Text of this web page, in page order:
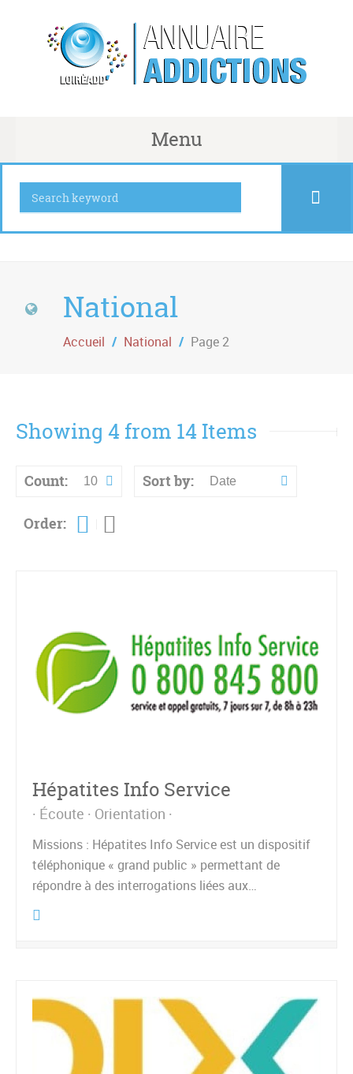
Menu
National
Accueil / National / Page 2
Showing 4 from 14 Items
Count: 10 Sort by: Date
Order:
Hépatites Info Service
Écoute Orientation
Missions : Hépatites Info Service est un dispositif
téléphonique « grand public » permettant de
répondre à des interrogations liées aux…